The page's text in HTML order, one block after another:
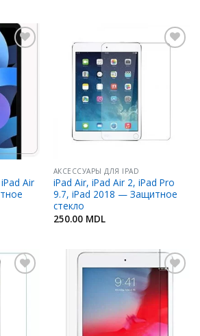
в
Air
АКСЕССУАРЫ ДЛЯ IPAD
iPad Air, iPad Air 2, iPad Pro
9.7, iPad 2018 — Защитное
стекло
250.00 MDL
Добавить
в
Избранное